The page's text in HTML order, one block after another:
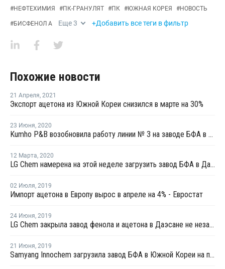
#НЕФТЕХИМИЯ #ПК-ГРАНУЛЯТ #ПК #ЮЖНАЯ КОРЕЯ #НОВОСТЬ
#БИСФЕНОЛ А Еще3 +Добавить все теги в фильтр
Похожие новости
21 Апреля, 2021
Экспорт ацетона из Южной Кореи снизился в марте на 30%
23 Июня, 2020
Kumho P&B возобновила работу линии № 3 на заводе БФА в Йосу после плановой профилактики
12 Марта, 2020
LG Chem намерена на этой неделе загрузить завод БФА в Даэсане на полную мощность
02 Июля, 2019
Импорт ацетона в Европу вырос в апреле на 4% - Евростат
24 Июня, 2019
LG Chem закрыла завод фенола и ацетона в Даэсане не незапланированный ремонт
21 Июня, 2019
Samyang Innochem загрузила завод БФА в Южной Кореи на полную мощность после перезапуска